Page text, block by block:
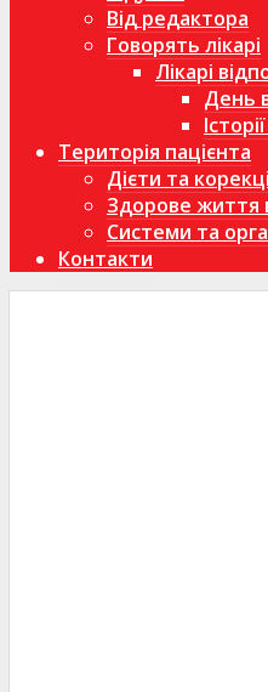
Від редактора
Говорять лікарі
Лікарі
День в
Територія пацієнта
Дієти та
Здорове життя
Системи та
Контакти